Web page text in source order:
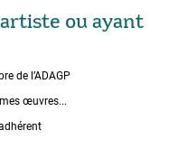
ou ayant
de l’ADAGP
œuvres...